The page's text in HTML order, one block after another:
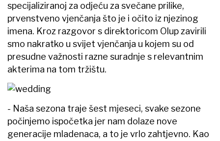
specijaliziranoj za odjeću za svečane prilike,
prvenstveno vjenčanja što je i očito iz njezinog
imena. Kroz razgovor s direktoricom Olup zavirili
smo nakratko u svijet vjenčanja u kojem su od
presudne važnosti razne suradnje s relevantnim
akterima na tom tržištu.
- Naša sezona traje šest mjeseci, svake sezone
počinjemo ispočetka jer nam dolaze nove
generacije mladenaca, a to je vrlo zahtjevno. Kao